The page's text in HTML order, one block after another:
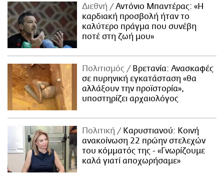
Διεθνή
Αντόνιο Μπαντέρας: «Η
καρδιακή προσβολή ήταν το
καλύτερο πράγμα που συνέβη
ποτέ στη ζωή μου»
Πολιτισμός
Βρετανία: Ανασκαφές
σε πυρηνική εγκατάσταση «θα
αλλάξουν την προϊστορία»,
υποστηρίζει αρχαιολόγος
Πολιτική
Καρυστιανού: Κοινή
ανακοίνωση 22 πρώην στελεχών
του κόμματός της - «Γνωρίζουμε
καλά γιατί αποχωρήσαμε»